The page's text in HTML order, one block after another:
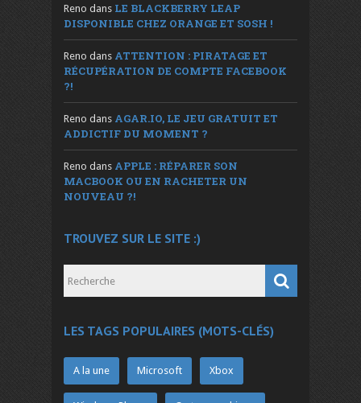
Reno dans LE BLACKBERRY LEAP
DISPONIBLE CHEZ ORANGE ET SOSH !
Reno dans ATTENTION : PIRATAGE ET
RÉCUPÉRATION DE COMPTE FACEBOOK
?!
Reno dans AGAR.IO, LE JEU GRATUIT ET
ADDICTIF DU MOMENT ?
Reno dans APPLE : RÉPARER SON
MACBOOK OU EN RACHETER UN
NOUVEAU ?!
TROUVEZ SUR LE SITE :)
LES TAGS POPULAIRES (MOTS-CLÉS)
A la une Microsoft Xbox